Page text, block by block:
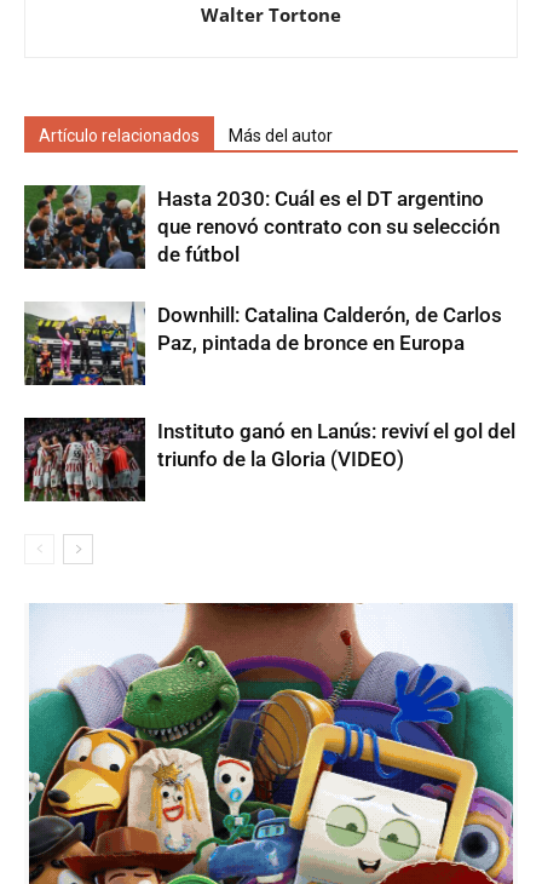
Walter Tortone
Artículo relacionados Más del autor
Hasta 2030: Cuál es el DT argentino
que renovó contrato con su selección
de fútbol
Downhill: Catalina Calderón, de Carlos
Paz, pintada de bronce en Europa
Instituto ganó en Lanús: reviví el gol del
triunfo de la Gloria (VIDEO)